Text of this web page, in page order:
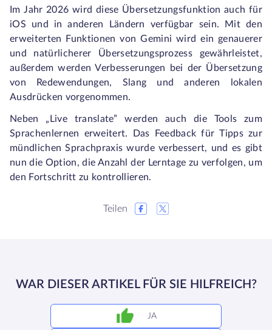
Im Jahr 2026 wird diese Übersetzungsfunktion auch für
iOS und in anderen Ländern verfügbar sein. Mit den
erweiterten Funktionen von Gemini wird ein genauerer
und natürlicherer Übersetzungsprozess gewährleistet,
außerdem werden Verbesserungen bei der Übersetzung
von Redewendungen, Slang und anderen lokalen
Ausdrücken vorgenommen.
Neben „Live translate” werden auch die Tools zum
Sprachenlernen erweitert. Das Feedback für Tipps zur
mündlichen Sprachpraxis wurde verbessert, und es gibt
nun die Option, die Anzahl der Lerntage zu verfolgen, um
den Fortschritt zu kontrollieren.
Teilen
WAR DIESER ARTIKEL FÜR SIE HILFREICH?
JA